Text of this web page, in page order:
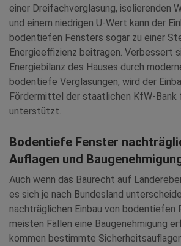
einer Dreifachverglasung, isolierenden
und einem niedrigen U-Wert kann der
bodentiefen Fensters sogar zu einer
Energieeffizienz beitragen. Verbessert
Energiebilanz des Hauses durch
bodentiefe Verglasungen, wird der
Fördermittel der staatlichen KfW-Bank
unterstützt.
Bodentiefe Fenster
Auflagen und
Auch wenn das Baurecht auf
es sich je nach Bundesland
nachträglichen Einbau von bodentiefen
meisten Fällen eine Baugenehmigung
kommen bestimmte